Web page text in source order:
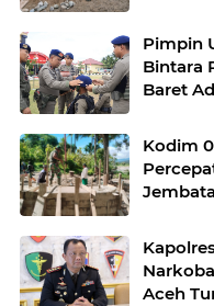
Pimpin
Bintara
Baret
Kodim
Aceh